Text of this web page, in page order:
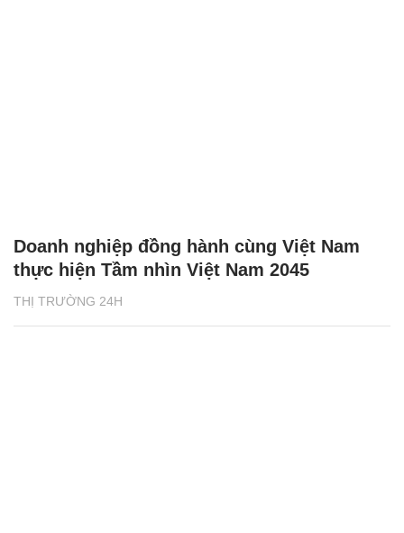
THỊ TRƯỜNG 24H
Doanh nghiệp đồng hành cùng Việt Nam
thực hiện Tầm nhìn Việt Nam 2045